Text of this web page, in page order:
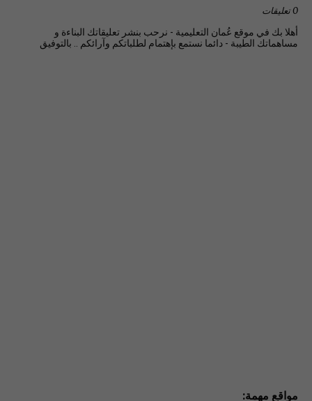
0 تعليقات
أهلا بك في موقع عُمان التعليمية - نرحب بنشر تعليقاتك البناءة و
مساهماتك الطيبة - دائما نستمع بإهتمام لطلباتكم وآرائكم .. بالتوفيق
مواقع مهمة: